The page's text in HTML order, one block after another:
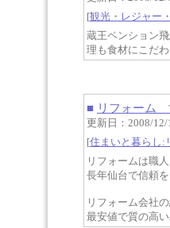
[観光・レジャー
蔵王ペンション
理も食材にこだ
■ リフォーム
更新日：2008/12/
[住まいと暮らし:
リフォームは職
長年仙台で信頼
リフォーム会社
最安値で質の高い